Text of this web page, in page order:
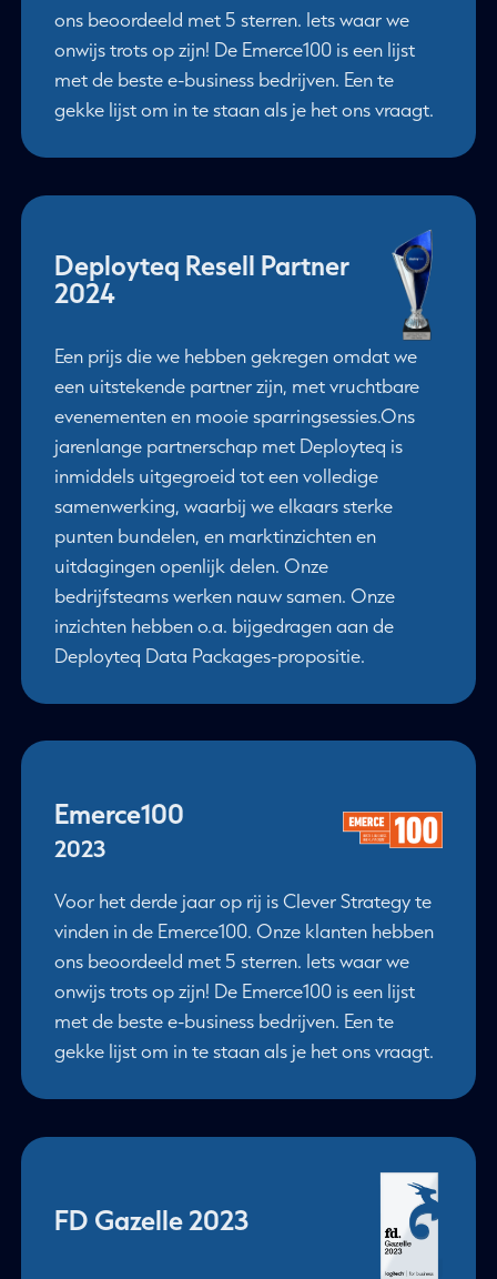
ons beoordeeld met 5 sterren. Iets waar we
onwijs trots op zijn! De Emerce100 is een lijst
met de beste e-business bedrijven. Een te
gekke lijst om in te staan als je het ons vraagt.
Deployteq Resell Partner
2024
Een prijs die we hebben gekregen omdat we
een uitstekende partner zijn, met vruchtbare
evenementen en mooie sparringsessies.Ons
jarenlange partnerschap met Deployteq is
inmiddels uitgegroeid tot een volledige
samenwerking, waarbij we elkaars sterke
punten bundelen, en marktinzichten en
uitdagingen openlijk delen. Onze
bedrijfsteams werken nauw samen. Onze
inzichten hebben o.a. bijgedragen aan de
Deployteq Data Packages-propositie.
Emerce100
2023
Voor het derde jaar op rij is Clever Strategy te
vinden in de Emerce100. Onze klanten hebben
ons beoordeeld met 5 sterren. Iets waar we
onwijs trots op zijn! De Emerce100 is een lijst
met de beste e-business bedrijven. Een te
gekke lijst om in te staan als je het ons vraagt.
FD Gazelle 2023